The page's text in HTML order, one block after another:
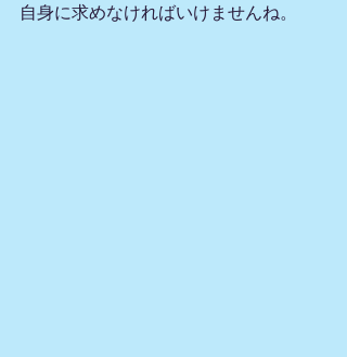
自身に求めなければいけませんね。